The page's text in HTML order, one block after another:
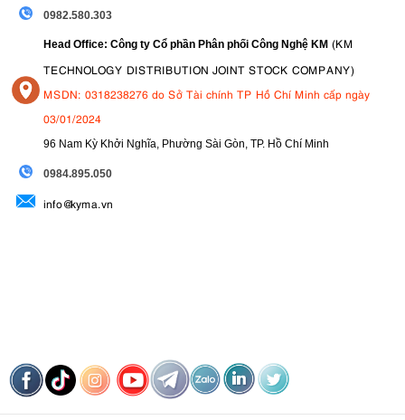
0982.580.303
Head Office: Công ty Cổ phần Phân phối Công Nghệ KM (KM
TECHNOLOGY DISTRIBUTION JOINT STOCK COMPANY)
MSDN: 0318238276 do Sở Tài chính TP Hồ Chí Minh cấp ngày
03/01/2024
96 Nam Kỳ Khởi Nghĩa, Phường Sài Gòn, TP. Hồ Chí Minh
0984.895.050
info@kyma.vn